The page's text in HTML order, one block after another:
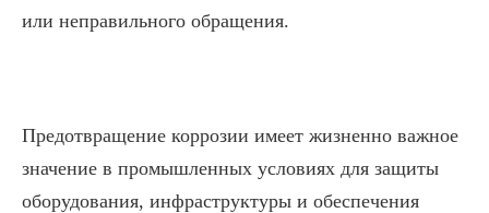
или неправильного обращения.
Предотвращение коррозии имеет жизненно важное
значение в промышленных условиях для защиты
оборудования, инфраструктуры и обеспечения